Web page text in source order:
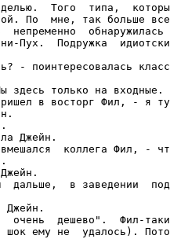
Того  типа,
По  мне, так больше
Пух.  Подружка
- поинтересовалась
здесь только на входные.
в восторг Фил, - я
Джейн.
коллега Фил, -
дальше,  в заведении
Джейн.
очень  дешево".  Фил-
шок ему не  удалось).